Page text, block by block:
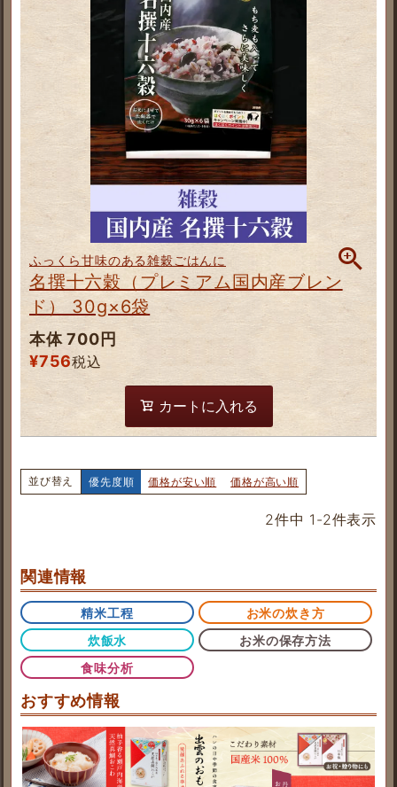
ふっくら甘味のある雑穀ごはんに
名撰十六穀（プレミアム国内産ブレン
ド） 30g×6袋
本体 700円
¥756税込
カートに入れる
並び替え 優先度順 価格が安い順 価格が高い順
2件中 1 -2件表示
関連情報
精米工程
お米の炊き方
炊飯水
お米の保存方法
食味分析
おすすめ情報